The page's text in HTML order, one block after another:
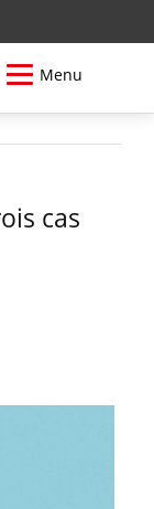
Menu
cas